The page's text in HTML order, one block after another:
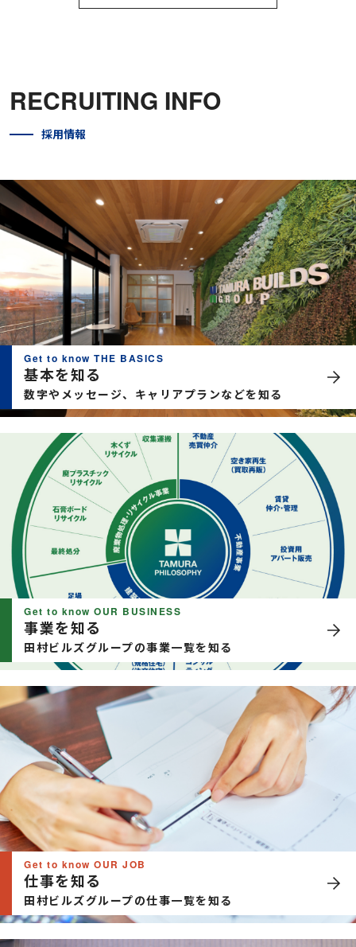
RECRUITING INFO
採用情報
Get to know THE BASICS
基本を知る
数字やメッセージ、キャリアプランなどを知る
Get to know OUR BUSINESS
事業を知る
田村ビルズグループの事業一覧を知る
Get to know OUR JOB
仕事を知る
田村ビルズグループの仕事一覧を知る